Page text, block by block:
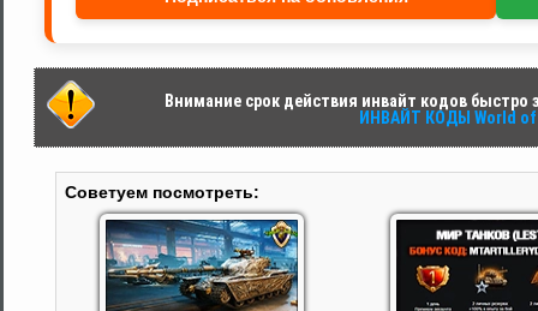
Внимание срок действия инвайт кодов быстро
ИНВАЙТ КОДЫ World
Советуем посмотреть: